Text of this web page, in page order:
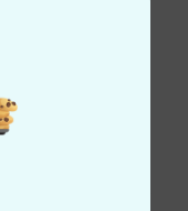
gewinne mit